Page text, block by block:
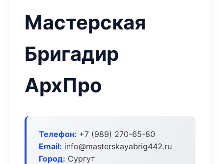
Мастерская
Бригадир
АрхПро
Телефон: +7 (989) 270-65-80
Email: info@masterskayabrig442.ru
Город: Сургут